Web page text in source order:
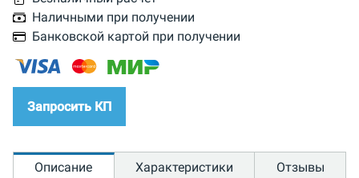
Наличными при получении
Банковской картой при получении
Запросить КП
Описание Характеристики Отзывы